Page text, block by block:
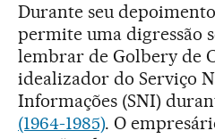
Durante seu
permite uma digressão
lembrar de Golbery de
idealizador do Serviço
Informações (SNI)
(1964-1985). O